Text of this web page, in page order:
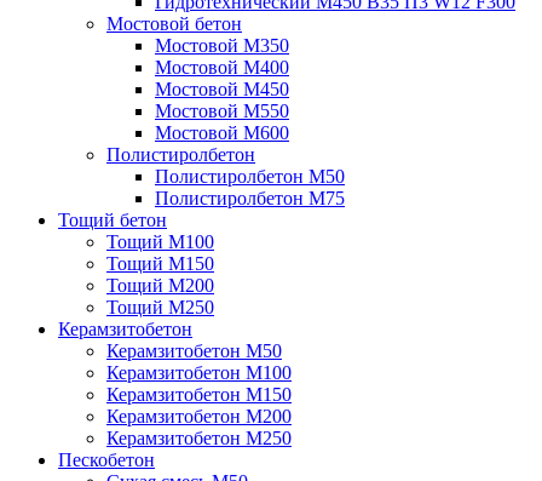
Мостовой бетон
Мостовой М350
Мостовой М400
Мостовой М450
Мостовой М550
Мостовой М600
Полистиролбетон
Полистиролбетон М50
Полистиролбетон М75
Тощий бетон
Тощий М100
Тощий М150
Тощий М200
Тощий М250
Керамзитобетон
Керамзитобетон М50
Керамзитобетон М100
Керамзитобетон М150
Керамзитобетон М200
Керамзитобетон М250
Пескобетон